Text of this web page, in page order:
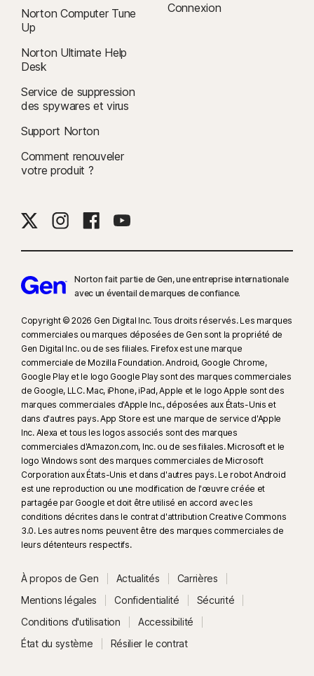
Norton Computer Tune
Up
Norton Ultimate Help
Desk
Service de suppression
des spywares et virus
Support Norton
Comment renouveler
votre produit ?
Connexion
Norton fait partie de Gen, une entreprise internationale
avec un éventail de marques de confiance.​
Copyright © 2026 Gen Digital Inc. Tous droits réservés. Les marques
commerciales ou marques déposées de Gen sont la propriété de
Gen Digital Inc. ou de ses filiales. Firefox est une marque
commerciale de Mozilla Foundation. Android, Google Chrome,
Google Play et le logo Google Play sont des marques commerciales
de Google, LLC. Mac, iPhone, iPad, Apple et le logo Apple sont des
marques commerciales d'Apple Inc., déposées aux États-Unis et
dans d'autres pays. App Store est une marque de service d'Apple
Inc. Alexa et tous les logos associés sont des marques
commerciales d'Amazon.com, Inc. ou de ses filiales. Microsoft et le
logo Windows sont des marques commerciales de Microsoft
Corporation aux États-Unis et dans d'autres pays. Le robot Android
est une reproduction ou une modification de l'œuvre créée et
partagée par Google et doit être utilisé en accord avec les
conditions décrites dans le contrat d'attribution Creative Commons
3.0. Les autres noms peuvent être des marques commerciales de
leurs détenteurs respectifs.
À propos de Gen Actualités
Carrières
Mentions légales
Confidentialité
Sécurité
Conditions d'utilisation
Accessibilité
État du système
Résilier le contrat